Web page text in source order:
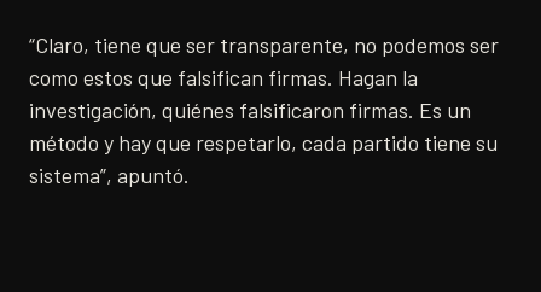
“Claro, tiene que ser transparente, no podemos ser
como estos que falsifican firmas. Hagan la
investigación, quiénes falsificaron firmas. Es un
método y hay que respetarlo, cada partido tiene su
sistema”, apuntó.